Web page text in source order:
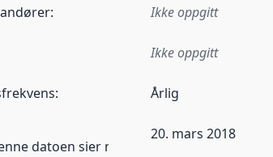
: Ikke oppgitt
Ikke oppgitt
: Årlig
datoen sier når dataene i dette
20. mars 2018